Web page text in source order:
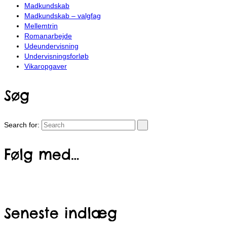
Madkundskab
Madkundskab – valgfag
Mellemtrin
Romanarbejde
Udeundervisning
Undervisningsforløb
Vikaropgaver
Søg
Search for:
Følg med…
Seneste indlæg